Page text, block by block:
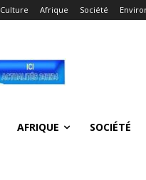
Culture Afrique Société
AFRIQUE SOCIÉTÉ